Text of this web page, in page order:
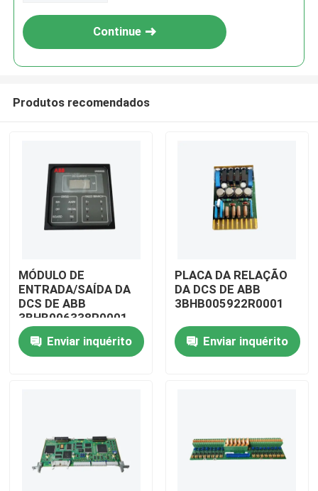
Produtos
Continue
Produtos recomendados
MÓDULO DE
ENTRADA/SAÍDA DA
DCS DE ABB
3BHB006338R0001
Enviar inquérito
PLACA DA RELAÇÃO
DA DCS DE ABB
3BHB005922R0001
Enviar inquérito